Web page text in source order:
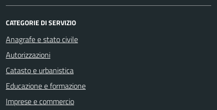
CATEGORIE DI SERVIZIO
Anagrafe e stato civile
Autorizzazioni
Catasto e urbanistica
Educazione e formazione
Imprese e commercio